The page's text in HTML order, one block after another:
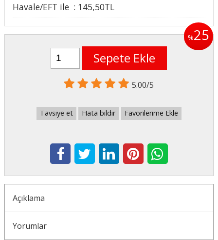
Havale/EFT ile : 145,50TL
%25
Sepete Ekle
5.00/5
Tavsiye et Hata bildir Favorilerime Ekle
Açıklama
Yorumlar